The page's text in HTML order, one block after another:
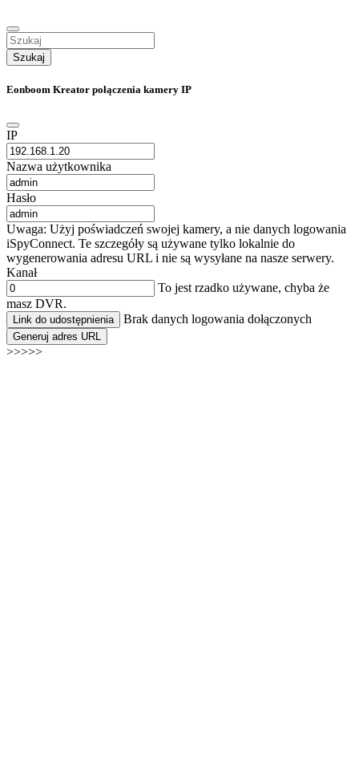
Szukaj
Eonboom Kreator połączenia kamery IP
IP
Nazwa użytkownika
Hasło
Uwaga: Użyj poświadczeń swojej kamery, a nie danych logowania
iSpyConnect. Te szczegóły są używane tylko lokalnie do
wygenerowania adresu URL i nie są wysyłane na nasze serwery.
Kanał
To jest rzadko używane, chyba że
masz DVR.
Link do udostępnienia Brak danych logowania dołączonych
Generuj adres URL
>>>>>